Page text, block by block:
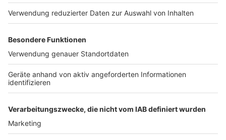
man an Kindesmissbrauch denken muss.
dass Kinder- und Internetpornografie in Schulen
und Bildungseinrichtungen für die Schüler dort
verfügbar sind. Es ist wissenschaftlich erwiesen,
dass hoher Pornografiekonsum den Konsum von
Kinderpornografie und sexuelle Übergriffe an
Anzeige